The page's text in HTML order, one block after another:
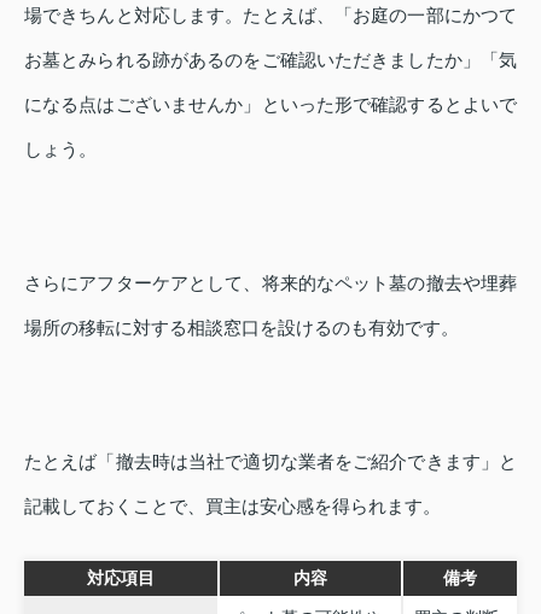
場できちんと対応します。たとえば、「お庭の一部にかつて
お墓とみられる跡があるのをご確認いただきましたか」「気
になる点はございませんか」といった形で確認するとよいで
しょう。
さらにアフターケアとして、将来的なペット墓の撤去や埋葬
場所の移転に対する相談窓口を設けるのも有効です。
たとえば「撤去時は当社で適切な業者をご紹介できます」と
記載しておくことで、買主は安心感を得られます。
対応項目 内容 備考